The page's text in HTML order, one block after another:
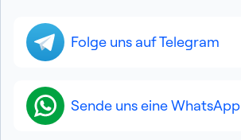
Folge uns auf Telegram
Sende uns eine WhatsApp